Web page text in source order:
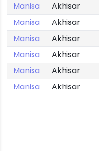
Manisa
Akhisar
Manisa
Akhisar
Manisa
Akhisar
Manisa
Akhisar
Manisa
Akhisar
Manisa
Akhisar